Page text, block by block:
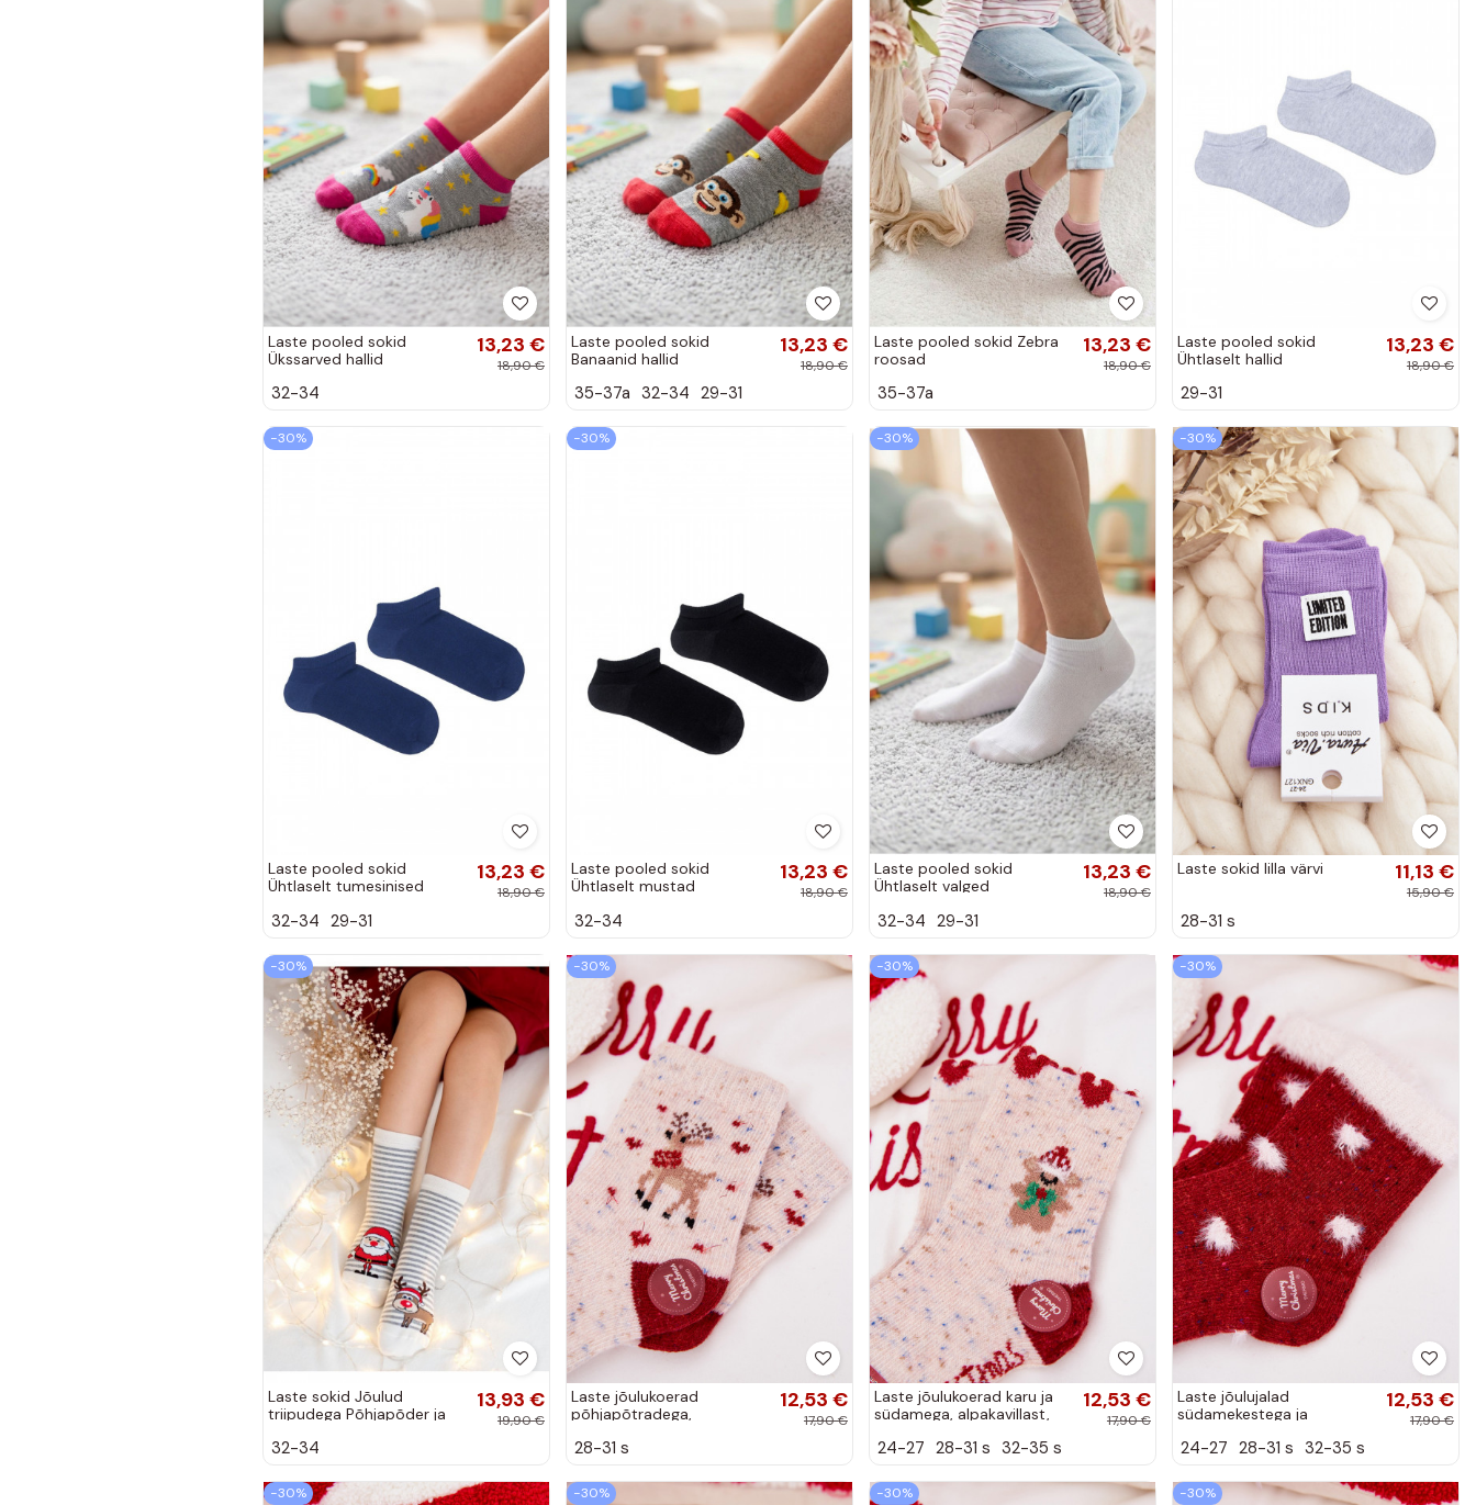
Laste pooled sokid
Ükssarved hallid
13,23 €
18,90 €
32-34
Laste pooled sokid
Banaanid hallid
13,23 €
18,90 €
35-37a 32-34 29-31
Laste pooled sokid Zebra
roosad
13,23 €
18,90 €
35-37a
Laste pooled sokid
Ühtlaselt hallid
13,23 €
18,90 €
29-31
−30%
Laste pooled sokid
Ühtlaselt tumesinised
13,23 €
18,90 €
32-34 29-31
−30%
Laste pooled sokid
Ühtlaselt mustad
13,23 €
18,90 €
32-34
−30%
Laste pooled sokid
Ühtlaselt valged
13,23 €
18,90 €
32-34 29-31
−30%
Laste sokid lilla värvi 11,13 €
15,90 €
28-31 s
−30%
Laste sokid Jõulud
triipudega Põhjapõder ja
13,93 €
19,90 €
32-34
−30%
Laste jõulukoerad
põhjapõtradega,
12,53 €
17,90 €
28-31 s
−30%
Laste jõulukoerad karu ja
südamega, alpakavillast,
12,53 €
17,90 €
24-27 28-31 s 32-35 s
−30%
Laste jõulujalad
südamekestega ja
värviga
12,53 €
17,90 €
24-27 28-31 s 32-35 s
−30% −30% −30% −30%